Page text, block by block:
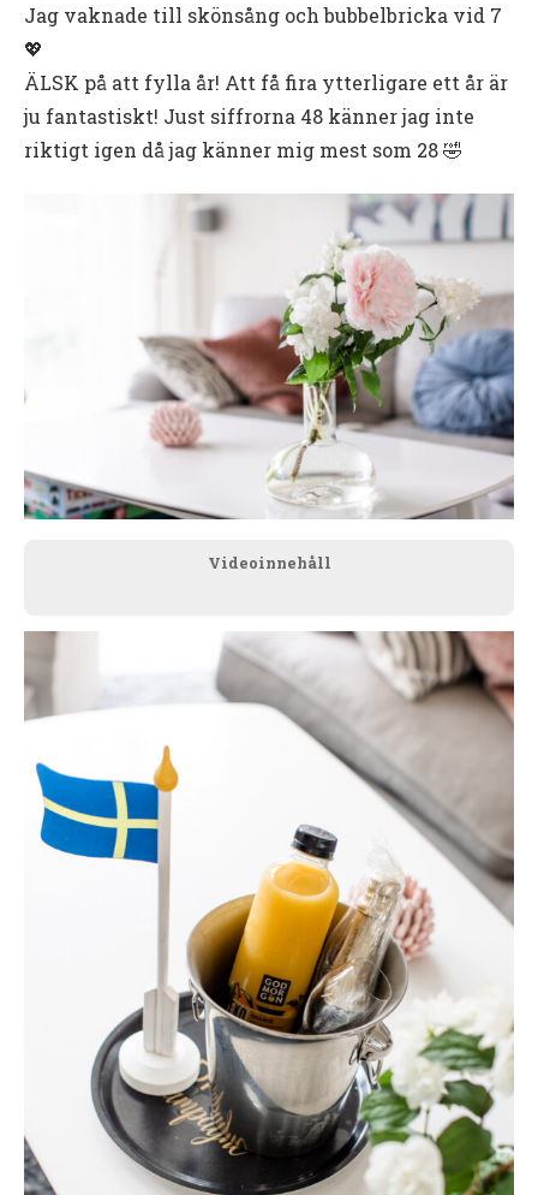
Jag vaknade till skönsång och bubbelbricka vid 7
💖
ÄLSK på att fylla år! Att få fira ytterligare ett år är
ju fantastiskt! Just siffrorna 48 känner jag inte
riktigt igen då jag känner mig mest som 28 🤣
Videoinnehåll